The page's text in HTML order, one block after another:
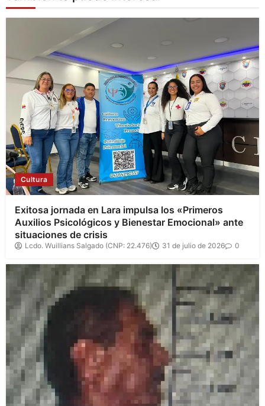
Cultura
Exitosa jornada en Lara impulsa los «Primeros
Auxilios Psicológicos y Bienestar Emocional» ante
situaciones de crisis
Lcdo. Wuillians Salgado (CNP: 22.476) 31 de julio de 2026 0